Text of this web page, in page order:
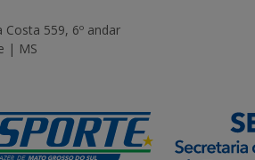
Costa 559, 6º andar
| MS